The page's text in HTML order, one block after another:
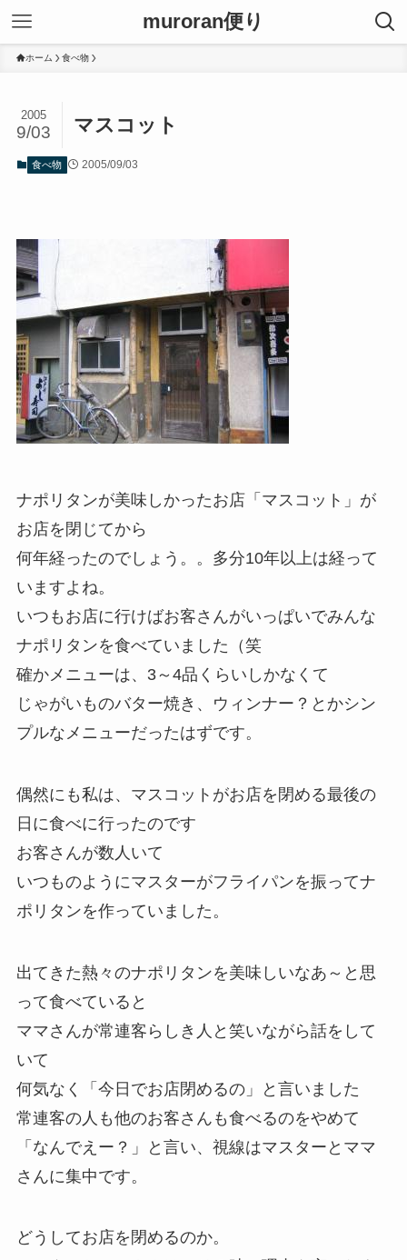
muroran便り
ホーム 食べ物
マスコット
2005
9/03
食べ物 2005/09/03
ナポリタンが美味しかったお店「マスコット」が
お店を閉じてから
何年経ったのでしょう。。多分10年以上は経って
いますよね。
いつもお店に行けばお客さんがいっぱいでみんな
ナポリタンを食べていました（笑
確かメニューは、3～4品くらいしかなくて
じゃがいものバター焼き、ウィンナー？とかシン
プルなメニューだったはずです。
偶然にも私は、マスコットがお店を閉める最後の
日に食べに行ったのです
お客さんが数人いて
いつものようにマスターがフライパンを振ってナ
ポリタンを作っていました。
出てきた熱々のナポリタンを美味しいなあ～と思
って食べていると
ママさんが常連客らしき人と笑いながら話をして
いて
何気なく「今日でお店閉めるの」と言いました
常連客の人も他のお客さんも食べるのをやめて
「なんでえー？」と言い、視線はマスターとママ
さんに集中です。
どうしてお店を閉めるのか。